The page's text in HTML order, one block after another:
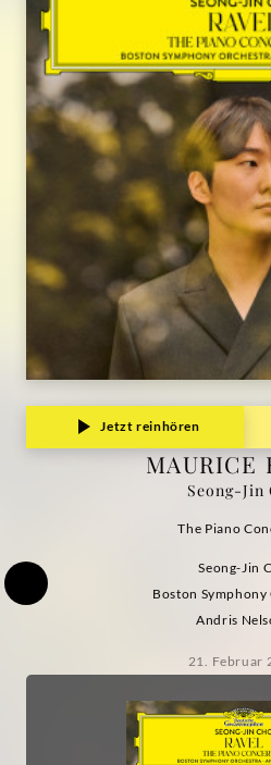
Jin
Cho
Deutsche
Grammophon
Jetzt reinhören
MAURICE
Seong-Jin
The Piano
Seong-Jin
Boston
Andris
21. Februar